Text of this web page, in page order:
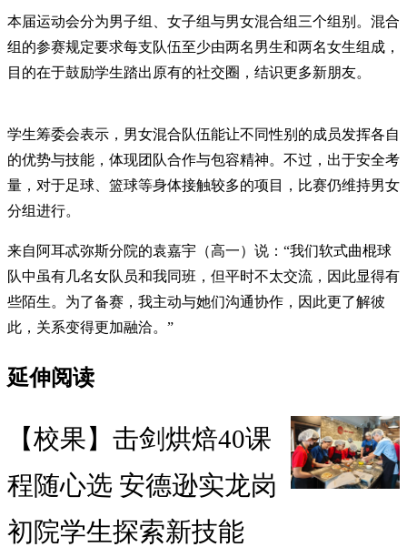
本届运动会分为男子组、女子组与男女混合组三个组别。混合
组的参赛规定要求每支队伍至少由两名男生和两名女生组成，
目的在于鼓励学生踏出原有的社交圈，结识更多新朋友。
学生筹委会表示，男女混合队伍能让不同性别的成员发挥各自
的优势与技能，体现团队合作与包容精神。不过，出于安全考
量，对于足球、篮球等身体接触较多的项目，比赛仍维持男女
分组进行。
来自阿耳忒弥斯分院的袁嘉宇（高一）说：“我们软式曲棍球
队中虽有几名女队员和我同班，但平时不太交流，因此显得有
些陌生。为了备赛，我主动与她们沟通协作，因此更了解彼
此，关系变得更加融洽。”
延伸阅读
【校果】击剑烘焙40课
程随心选 安德逊实龙岗
初院学生探索新技能